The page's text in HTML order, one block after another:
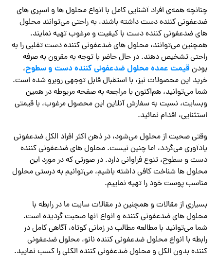
چنانچه همه‌ی افراد آشنایی کامل با انواع محلول ها و اسپری های
ضدعفونی کننده دست داشته باشند، به راحتی می‌توانند محلول
های ضدعفونی کننده دست با کیفیت و مرغوب تهیه نمایند.
همچنین می‌توانند، محلول های ضدعفونی کننده دست تقلبی را به
راحتی تشخیص دهند. در حال حاضر با توجه به مقرون به صرفه
بودن قیمت عمده محلول ضدعفونی کننده دست و سطوح،
خرید این محصولات نیز، با استقبال قابل توجهی روبرو شده است.
شما می‌توانید، هم‌اکنون با مراجعه به صفحه مربوطه در همین
وبسایت، نسبت به سفارش آنلاین این محصول مرغوب، با قیمتی
استثنایی، اقدام نمائید.
وقتی صحبت از محلول می‌شود، در ذهن اکثر افراد الکل ضدعفونی
یادآوری می‌گردد، اما چنین نیست. محلول های ضدعفونی کننده
دست و سطوح، تنوع فراوانی دارد. در صورتی که در مورد این
محلول ها شناخت کافی داشته باشیم، می‌توانیم به درستی محلول
مناسب پوست خود را تهیه نماییم.
بسیاری از مقالات و همچنین در مقالات سایت ما در رابطه با
محلول های ضدعفونی کننده و انواع آنها صحبت گردیده است.
شما می‌توانید با مطالعه مطالب در زمانی کوتاه، آگاهی کامل در
رابطه با انواع محلول ضدعفونی کننده نانو، محلول ضدعفونی
کننده بدون الکل و محلول ضدعفونی کننده الکلی را کسب نمایید.